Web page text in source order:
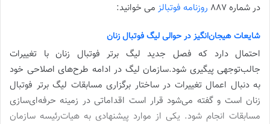
در شماره 887 روزنامه فوتبالز می خوانید:
شایعات هیجان‌انگیز در حوالی لیگ فوتبال زنان
احتمال دارد که فصل جدید لیگ برتر فوتبال زنان با تغییرات
جالب‌توجهی پیگیری شود.سازمان لیگ در ادامه طرح‌های اصلاحی خود
به دنبال اعمال تغییرات در ساختار برگزاری مسابقات لیگ برتر فوتبال
زنان است و گفته می‌شود قرار است اقداماتی در زمینه حرفه‌ای‌سازی
مسابقات انجام شود. یکی از موارد پیشنهادی به هیات‌رئیسه سازمان